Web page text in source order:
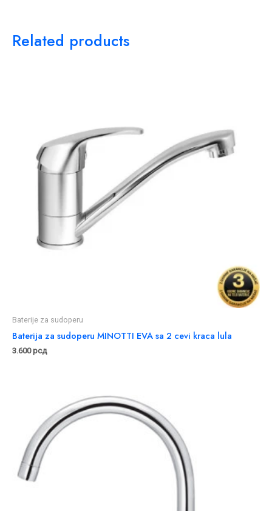
Related products
Baterije za sudoperu
Baterija za sudoperu MINOTTI EVA sa 2 cevi kraca lula
3.600рсд